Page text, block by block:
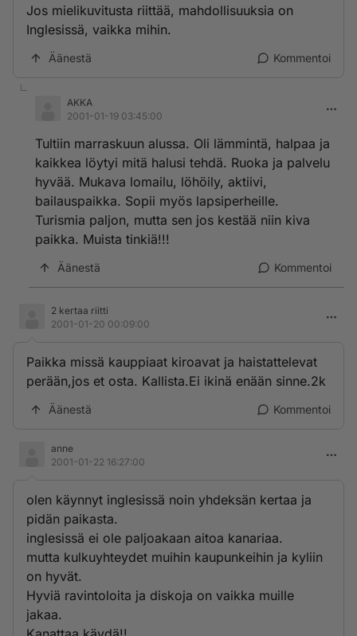
Jos mielikuvitusta riittää, mahdollisuuksia on
Inglesissä, vaikka mihin.
Äänestä Kommentoi
AKKA
2001-01-19 03:45:00
Tultiin marraskuun alussa. Oli lämmintä, halpaa ja
kaikkea löytyi mitä halusi tehdä. Ruoka ja palvelu
hyvää. Mukava lomailu, löhöily, aktiivi,
bailauspaikka. Sopii myös lapsiperheille.
Turismia paljon, mutta sen jos kestää niin kiva
paikka. Muista tinkiä!!!
Äänestä Kommentoi
2 kertaa riitti
2001-01-20 00:09:00
Paikka missä kauppiaat kiroavat ja haistattelevat
perään,jos et osta. Kallista.Ei ikinä enään sinne.2k
Äänestä Kommentoi
anne
2001-01-22 16:27:00
olen käynnyt inglesissä noin yhdeksän kertaa ja
pidän paikasta.
inglesissä ei ole paljoakaan aitoa kanariaa.
mutta kulkuyhteydet muihin kaupunkeihin ja kyliin
on hyvät.
Hyviä ravintoloita ja diskoja on vaikka muille
jakaa.